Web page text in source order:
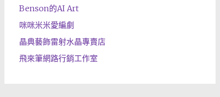
Benson的AI Art
咪咪米米愛編劇
晶典藝飾雷射水晶專賣店
飛來筆網路行銷工作室